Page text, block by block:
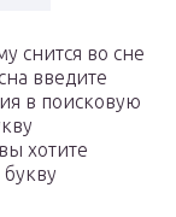
снится во сне
введите
в поисковую
хотите